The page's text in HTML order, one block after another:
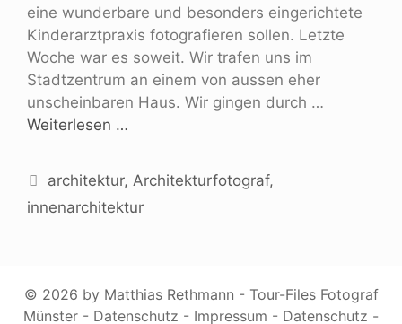
eine wunderbare und besonders eingerichtete
Kinderarztpraxis fotografieren sollen. Letzte
Woche war es soweit. Wir trafen uns im
Stadtzentrum an einem von aussen eher
unscheinbaren Haus. Wir gingen durch …
Weiterlesen …
architektur, Architekturfotograf,
innenarchitektur
© 2026 by Matthias Rethmann - Tour-Files Fotograf
Münster - Datenschutz - Impressum - Datenschutz -